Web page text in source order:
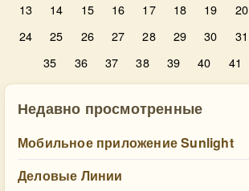
13
14 15 16 17 18 19 20
24
25 26 27 28 29 30 31
35
36 37 38 39 40 41
Недавно просмотренные
Мобильное приложение Sunlight
Деловые Линии